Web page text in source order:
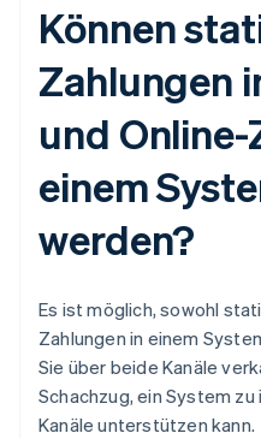
Können
Zahlungen
und
einem
werden?
Es ist möglich, sowohl
Zahlungen in einem
Sie über beide Kanäle
Schachzug, ein System
Kanäle unterstützen kann.